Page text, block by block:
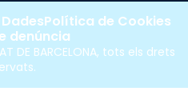
DE BARCELONA, tots els drets
Política de Cookies
denúncia